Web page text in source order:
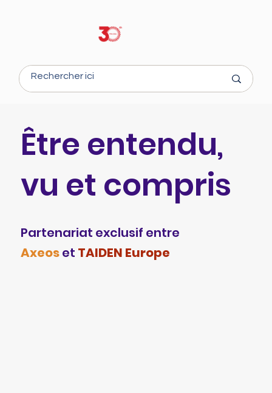
Être entendu,
vu et compris
Partenariat exclusif entre
Axeoset TAIDEN Europe